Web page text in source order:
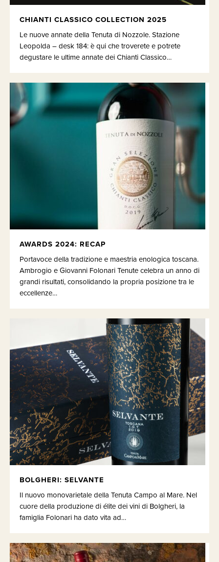
CHIANTI CLASSICO COLLECTION 2025
Le nuove annate della Tenuta di Nozzole. Stazione
Leopolda – desk 184: è qui che troverete e potrete
degustare le ultime annate dei Chianti Classico…
AWARDS 2024: RECAP
Portavoce della tradizione e maestria enologica toscana.
Ambrogio e Giovanni Folonari Tenute celebra un anno di
grandi risultati, consolidando la propria posizione tra le
eccellenze…
BOLGHERI: SELVANTE
Il nuovo monovarietale della Tenuta Campo al Mare. Nel
cuore della produzione di élite dei vini di Bolgheri, la
famiglia Folonari ha dato vita ad…